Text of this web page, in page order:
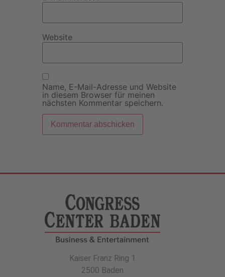
Website
Name, E-Mail-Adresse und Website
in diesem Browser für meinen
nächsten Kommentar speichern.
Kaiser Franz Ring 1
2500 Baden